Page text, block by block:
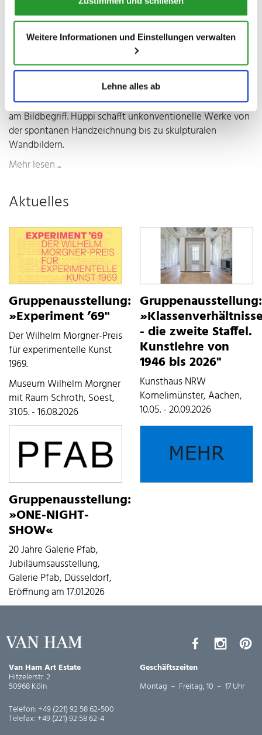
Weitere Informationen und Einstellungen verwalten
Lehne alles ab
Thomkins und der konkreten Ästhetik von Max Bill
anzusiedeln.
Das umfangreiche Werk von Alfonso Hüppi zeichnet sich
zunächst durch Alltags-Materialien aus. In seinen
Holzobjekten und Papierarbeiten, die in ihrer spröden
Sinnlichkeit Formexperimente zwischen Abstraktion und
Figuration darstellen, zeigt sich eine selbstreflexive Arbeit
am Bildbegriff. Hüppi schafft unkonventionelle Werke von
der spontanen Handzeichnung bis zu skulpturalen
Wandbildern.
Mehr lesen ...
Aktuelles
Gruppenausstellung:
»Experiment ’69"
Der Wilhelm Morgner-Preis
für experimentelle Kunst
1969.
Museum Wilhelm Morgner
mit Raum Schroth, Soest,
31.05. - 16.08.2026
Gruppenausstellung:
- die zweite Staffel.
Kunstlehre von
1946 bis 2026"
Kunsthaus NRW
Kornelimünster, Aachen,
10.05. - 20.09.2026
Gruppenausstellung:
»ONE-NIGHT-
SHOW«
20 Jahre Galerie Pfab,
Jubiläumsausstellung,
Galerie Pfab, Düsseldorf,
Eröffnung am 17.01.2026
Van Ham Art Estate
Hitzelerstr. 2
50968 Köln
Telefon: +49 (221) 92 58 62-500
Telefax: +49 (221) 92 58 62-4
Geschäftszeiten
Montag – Freitag, 10 – 17 Uhr